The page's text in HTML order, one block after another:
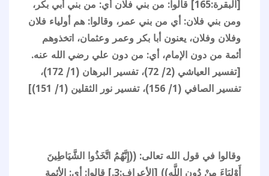
[البقرة:165] قالوا: من بني فلان أي: من بني أبي بكر،
ومن بني فلان: أي من بني عمر، وقالوا: هم أولياء فلان
وفلان وفلان، يعنون أبا بكر وعمر وعثمان، اتخذوهم
أئمة من دون الإمام، أي: من دون علي رضي الله عنه.
[تفسير العياشي (2/ 72)، تفسير البرهان (1/ 172)،
تفسير الصافي (1/ 156)، تفسير نور الثقلين (1/ 151)]
وقالوا في قول الله تعالى: ((إِنَّهُمُ اتَّخَذُوا الشَّيَاطِينَ